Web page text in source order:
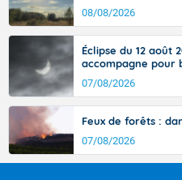
08/08/2026
Éclipse du 12 août
accompagne pour
07/08/2026
Feux de forêts :
07/08/2026